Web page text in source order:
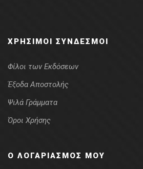
ΧΡΉΣΙΜΟΙ ΣΎΝΔΕΣΜΟΙ
Φίλοι των Εκδόσεων
Έξοδα Αποστολής
Ψιλά Γράμματα
Όροι Χρήσης
Ο ΛΟΓΑΡΙΑΣΜΌΣ ΜΟΥ